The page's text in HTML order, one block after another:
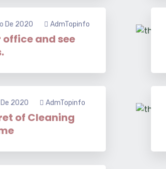
De 2020 AdmTopinfo
and see
2020 AdmTopinfo
of Cleaning